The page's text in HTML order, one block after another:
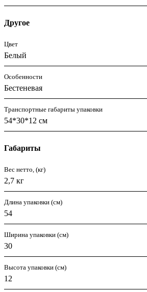
Другое
Цвет
Белый
Особенности
Бестеневая
Транспортные габариты упаковки
54*30*12 см
Габариты
Вес нетто, (кг)
2,7 кг
Длина упаковки (см)
54
Ширина упаковки (см)
30
Высота упаковки (см)
12